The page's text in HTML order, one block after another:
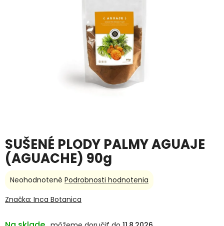
SUŠENÉ PLODY PALMY AGUAJE
(AGUACHE) 90g
Priemerné
produktu
Neohodnotené Podrobnosti hodnotenia
Značka: Inca Botanica